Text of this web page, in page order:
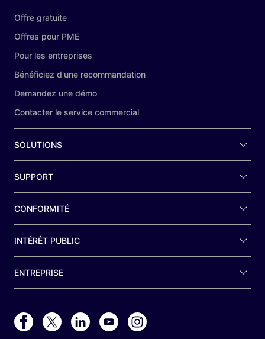
Offre gratuite
Offres pour PME
Pour les entreprises
Bénéficiez d'une recommandation
Demandez une démo
Contacter le service commercial
SOLUTIONS
SUPPORT
CONFORMITÉ
INTÉRÊT PUBLIC
ENTREPRISE